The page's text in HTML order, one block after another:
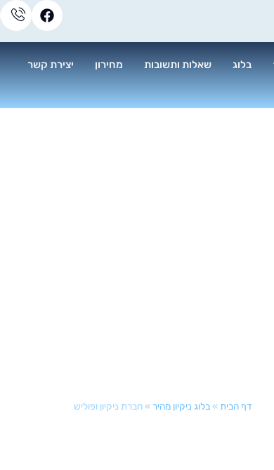
בלוג שאלות ותשובות מחירון יצירת קשר
דף הבית »בלוג ניקיון מהיר»חברת ניקיון ופוליש